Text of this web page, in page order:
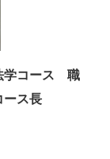
学コース 職
ース長